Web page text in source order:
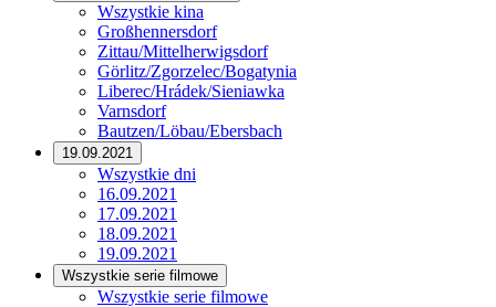
Wszystkie kina
Großhennersdorf
Zittau/Mittelherwigsdorf
Görlitz/Zgorzelec/Bogatynia
Liberec/Hrádek/Sieniawka
Varnsdorf
Bautzen/Löbau/Ebersbach
19.09.2021
Wszystkie dni
16.09.2021
17.09.2021
18.09.2021
19.09.2021
Wszystkie serie filmowe
Wszystkie serie filmowe